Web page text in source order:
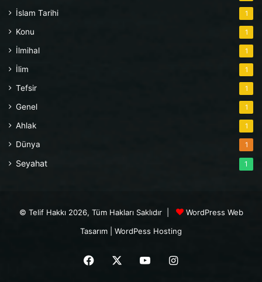
İslam Tarihi 1
Konu 1
İlmihal 1
İlim 1
Tefsir 1
Genel 1
Ahlak 1
Dünya 1
Seyahat 1
© Telif Hakkı 2026, Tüm Hakları Saklıdır |
WordPress Web
Tasarım
WordPess Hosting
Facebook YouTubeInstagram